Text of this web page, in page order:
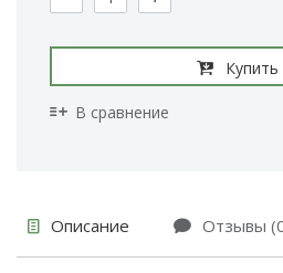
Купить
В сравнение
Описание Отзывы